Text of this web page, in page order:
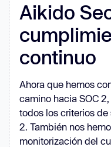
Aikido
continuo
Ahora que hemos
camino hacia SOC
todos los criterios
2. También nos
monitorización del